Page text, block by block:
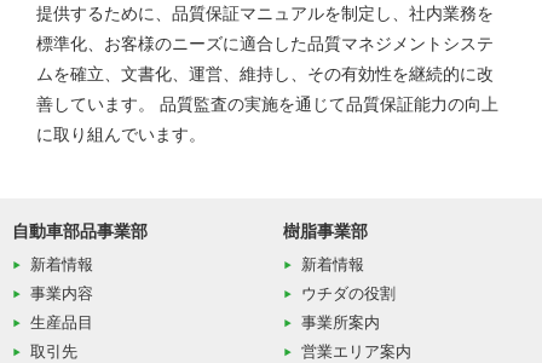
提供するために、品質保証マニュアルを制定し、社内業務を
標準化、お客様のニーズに適合した品質マネジメントシステ
ムを確立、文書化、運営、維持し、その有効性を継続的に改
善しています。 品質監査の実施を通じて品質保証能力の向上
に取り組んでいます。
自動車部品事業部
新着情報
事業内容
生産品目
取引先
樹脂事業部
新着情報
ウチダの役割
事業所案内
営業エリア案内